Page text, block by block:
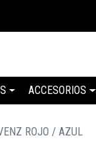
ACCESORIOS
ROJO / AZUL